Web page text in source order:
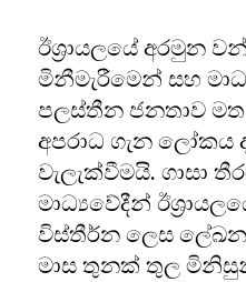
ඊශ්‍රායලයේ අරමුන
මිනීමැරීමෙන් සහ
පලස්තීන ජනතාව
අපරාධ ගැන ලෝකය
වැලැක්වීමයි. ගාසා
මාධ්‍යවේදීන්
විස්තීර්න ලෙස
මාස තුනක් තුල මිනිසුන්